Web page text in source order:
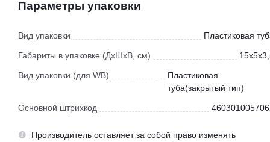
Параметры упаковки
Вид упаковки Пластиковая
Габариты в упаковке (ДхШхВ, см)
Вид упаковки (для WB)
Пластиковая
туба(закрытый тип)
Основной штрихкод
Производитель оставляет за собой право изменять